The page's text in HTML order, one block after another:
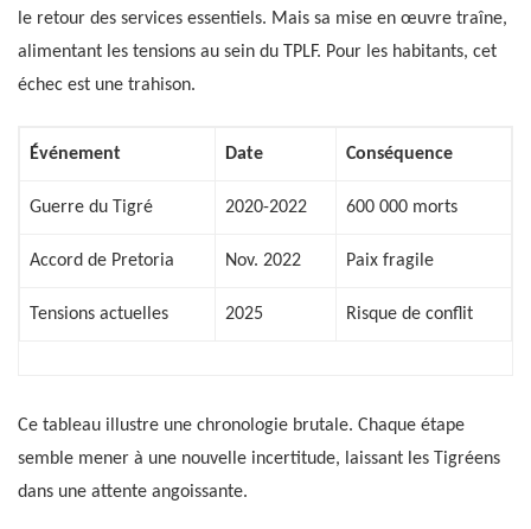
le retour des services essentiels. Mais sa mise en œuvre traîne,
alimentant les tensions au sein du TPLF. Pour les habitants, cet
échec est une trahison.
Événement Date Conséquence
Guerre du Tigré 2020-2022 600 000 morts
Accord de Pretoria Nov. 2022 Paix fragile
Tensions actuelles 2025 Risque de conflit
Ce tableau illustre une chronologie brutale. Chaque étape
semble mener à une nouvelle incertitude, laissant les Tigréens
dans une attente angoissante.